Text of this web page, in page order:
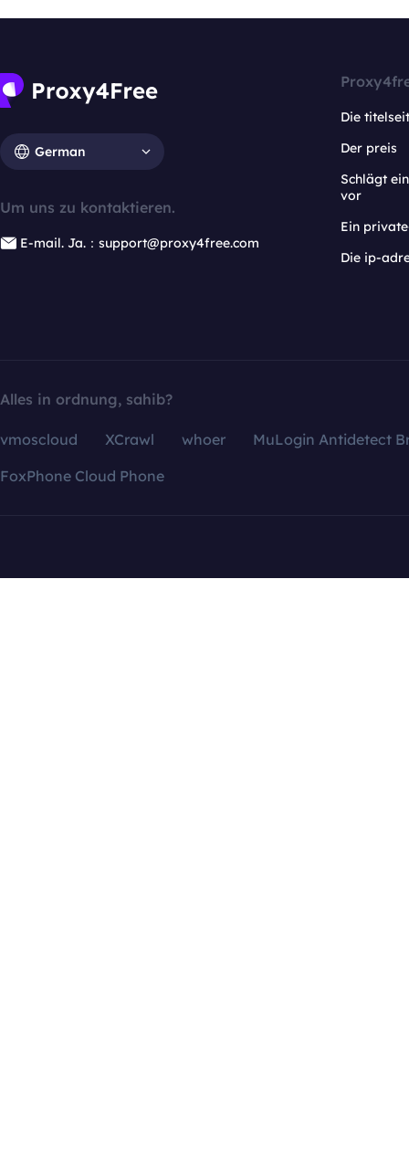
German
Um uns zu kontaktieren.
E-mail. Ja.：support@proxy4free.com
Die
Der preis
Schlägt
vor
Ein
Die ip-
Alles in ordnung, sahib?
vmoscloud XCrawl whoer
MuLogin Antidetect
FoxPhone Cloud Phone